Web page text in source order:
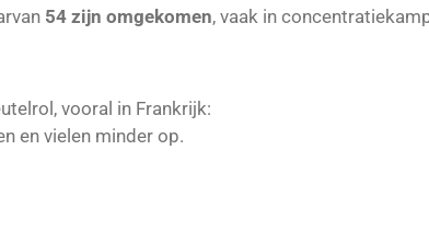
54 zijn omgekomen, vaak in
vooral in Frankrijk:
en vielen minder op.